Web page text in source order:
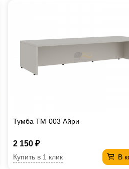
Тумба ТМ-003 Айри
2 150 ₽
В
Купить в 1 клик